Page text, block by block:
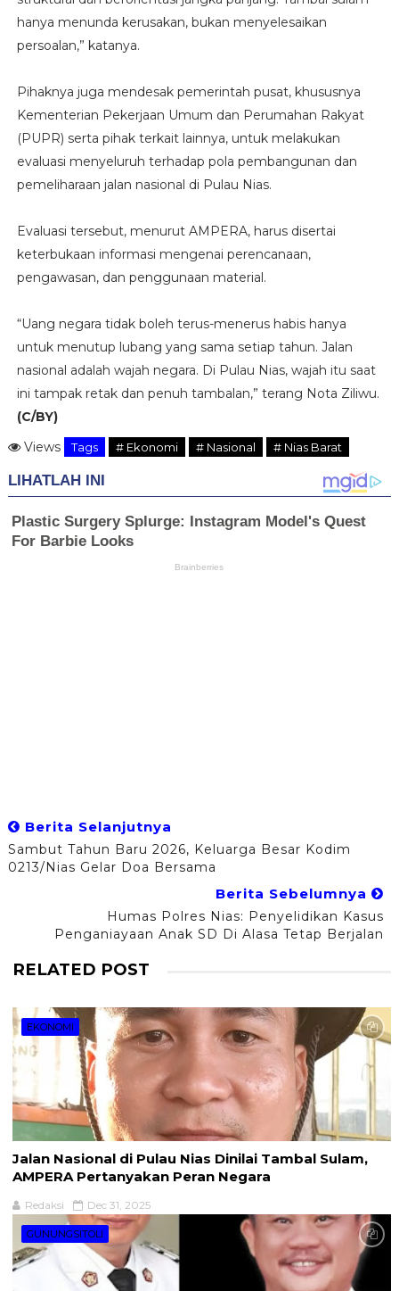
hanya menunda kerusakan, bukan menyelesaikan
persoalan,” katanya.
Pihaknya juga mendesak pemerintah pusat, khususnya
Kementerian Pekerjaan Umum dan Perumahan Rakyat
(PUPR) serta pihak terkait lainnya, untuk melakukan
evaluasi menyeluruh terhadap pola pembangunan dan
pemeliharaan jalan nasional di Pulau Nias.
Evaluasi tersebut, menurut AMPERA, harus disertai
keterbukaan informasi mengenai perencanaan,
pengawasan, dan penggunaan material.
“Uang negara tidak boleh terus-menerus habis hanya
untuk menutup lubang yang sama setiap tahun. Jalan
nasional adalah wajah negara. Di Pulau Nias, wajah itu saat
ini tampak retak dan penuh tambalan,” terang Nota Ziliwu.
(C/BY)
Views
Tags # Ekonomi # Nasional # Nias Barat
Berita Selanjutnya
Sambut Tahun Baru 2026, Keluarga Besar Kodim
0213/Nias Gelar Doa Bersama
Berita Sebelumnya
Humas Polres Nias: Penyelidikan Kasus
Penganiayaan Anak SD Di Alasa Tetap Berjalan
RELATED POST
EKONOMI
Jalan Nasional di Pulau Nias Dinilai Tambal Sulam,
AMPERA Pertanyakan Peran Negara
Redaksi Dec 31, 2025
GUNUNGSITOLI